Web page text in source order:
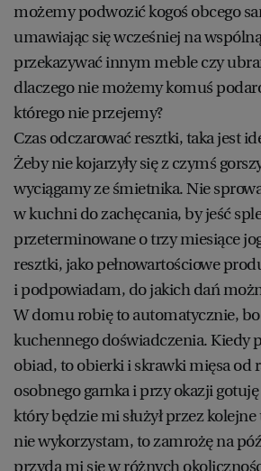
możemy podwozić kogoś obcego
umawiając się wcześniej na
przekazywać innym meble czy
dlaczego nie możemy komuś
którego nie przejemy?
Czas odczarować resztki, taka jest
Żeby nie kojarzyły się z czymś
wyciągamy ze śmietnika. Nie
w kuchni do zachęcania, by jeść
przeterminowane o trzy miesiące
resztki, jako pełnowartościowe
i podpowiadam, do jakich dań
W domu robię to automatycznie,
kuchennego doświadczenia. Kiedy
obiad, to obierki i skrawki mięsa od
osobnego garnka i przy okazji
który będzie mi służył przez
nie wykorzystam, to zamrożę na
przyda mi się w różnych